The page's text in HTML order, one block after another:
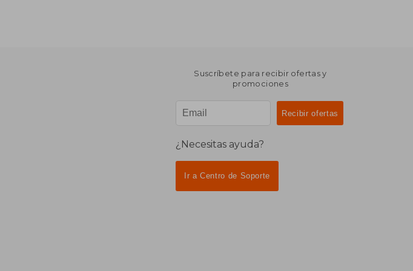
Suscríbete para recibir ofertas y
promociones
¿Necesitas ayuda?
Ir a Centro de Soporte